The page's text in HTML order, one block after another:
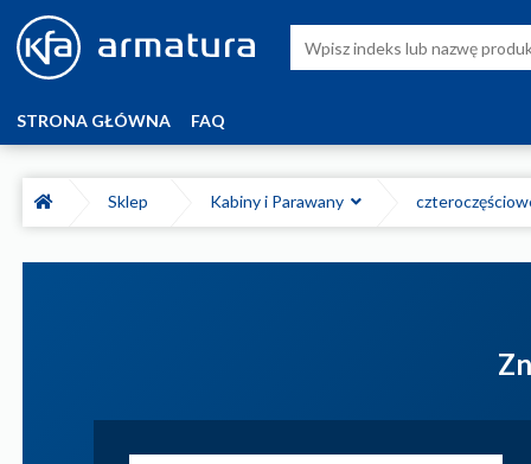
STRONA GŁÓWNA FAQ
Sklep Kabiny i Parawany